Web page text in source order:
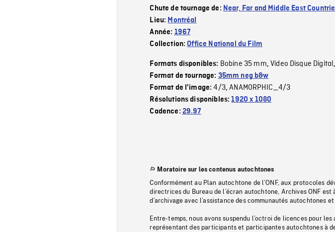
Chute de tournage de: Near, Far and Middle East
Lieu: Montréal
Année: 1967
Collection:Office National du Film
Formats disponibles: Bobine 35 mm,Video Disque Digital,
Format de tournage: 35mm neg b&w
Format de l'image:4/3,ANAMORPHIC_4/3
Résolutions disponibles:1920 x 1080
Cadence: 29.97
Moratoire sur les contenus autochtones
Conformément au Plan autochtone de l’ONF, aux protocoles
directrices du Bureau de l’écran autochtone, Archives ONF
d’archivage avec l’assistance des communautés autochtones
Entre-temps, nous avons suspendu l’octroi de licences pour
représentant des participants et participantes autochtones à